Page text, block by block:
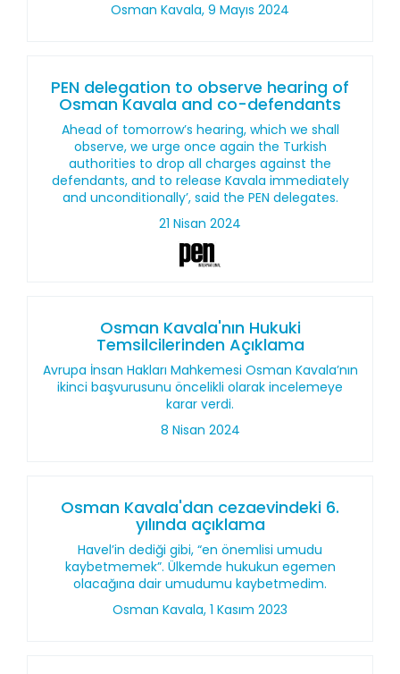
Osman Kavala, 9 Mayıs 2024
PEN delegation to observe hearing of
Osman Kavala and co-defendants
Ahead of tomorrow’s hearing, which we shall
observe, we urge once again the Turkish
authorities to drop all charges against the
defendants, and to release Kavala immediately
and unconditionally’, said the PEN delegates.
21 Nisan 2024
Osman Kavala'nın Hukuki
Temsilcilerinden Açıklama
Avrupa İnsan Hakları Mahkemesi Osman Kavala’nın
ikinci başvurusunu öncelikli olarak incelemeye
karar verdi.
8 Nisan 2024
Osman Kavala'dan cezaevindeki 6.
yılında açıklama
Havel’in dediği gibi, “en önemlisi umudu
kaybetmemek”. Ülkemde hukukun egemen
olacağına dair umudumu kaybetmedim.
Osman Kavala, 1 Kasım 2023